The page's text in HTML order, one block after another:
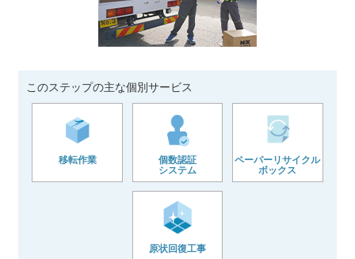
このステップの主な個別サービス
移転作業
個数認証
システム
ペーパーリサイクル
ボックス
原状回復工事